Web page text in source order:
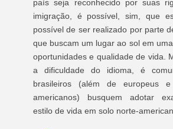
país seja reconhecido por suas
imigração, é possível, sim, que
possível de ser realizado por parte
que buscam um lugar ao sol em
oportunidades e qualidade de vida.
a dificuldade do idioma, é
brasileiros (além de europeus
americanos) busquem adotar
estilo de vida em solo norte-